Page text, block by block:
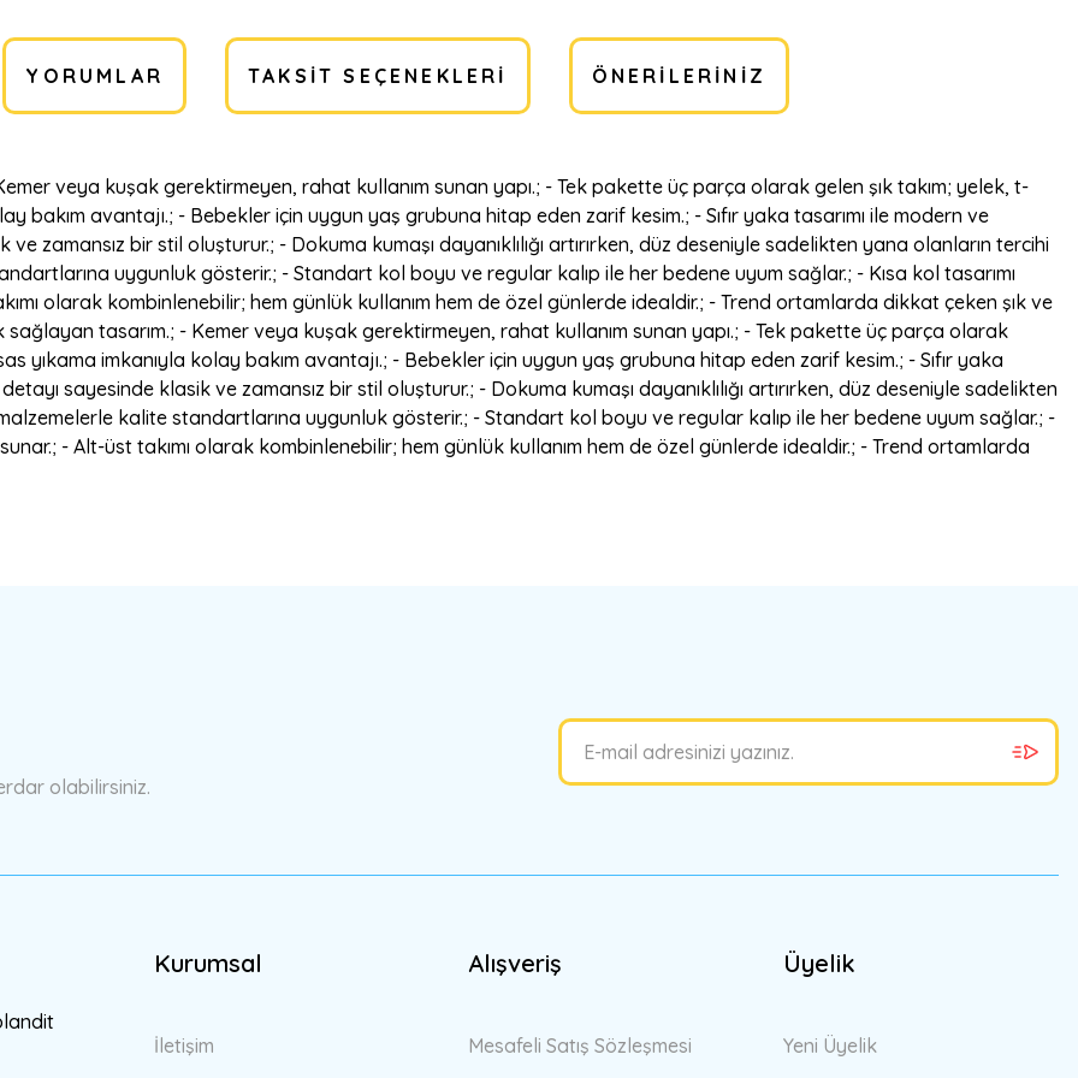
YORUMLAR TAKSIT SEÇENEKLERI ÖNERILERINIZ
veya kuşak gerektirmeyen, rahat kullanım sunan yapı.; - Tek pakette üç parça olarak gelen şık takım; yelek, t-
bakım avantajı.; - Bebekler için uygun yaş grubuna hitap eden zarif kesim.; - Sıfır yaka tasarımı ile modern ve
zamansız bir stil oluşturur.; - Dokuma kumaşı dayanıklılığı artırırken, düz deseniyle sadelikten yana olanların tercihi
uygunluk gösterir.; - Standart kol boyu ve regular kalıp ile her bedene uyum sağlar.; - Kısa kol tasarımı
olarak kombinlenebilir; hem günlük kullanım hem de özel günlerde idealdir.; - Trend ortamlarda dikkat çeken şık ve
sağlayan tasarım.; - Kemer veya kuşak gerektirmeyen, rahat kullanım sunan yapı.; - Tek pakette üç parça olarak
yıkama imkanıyla kolay bakım avantajı.; - Bebekler için uygun yaş grubuna hitap eden zarif kesim.; - Sıfır yaka
sayesinde klasik ve zamansız bir stil oluşturur.; - Dokuma kumaşı dayanıklılığı artırırken, düz deseniyle sadelikten
kalite standartlarına uygunluk gösterir.; - Standart kol boyu ve regular kalıp ile her bedene uyum sağlar.; -
- Alt-üst takımı olarak kombinlenebilir; hem günlük kullanım hem de özel günlerde idealdir.; - Trend ortamlarda
olabilirsiniz.
Kurumsal
İletişim
Alışveriş
Mesafeli Satış Sözleşmesi
Üyelik
Yeni Üyelik